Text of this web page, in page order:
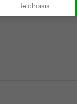
Je choisis